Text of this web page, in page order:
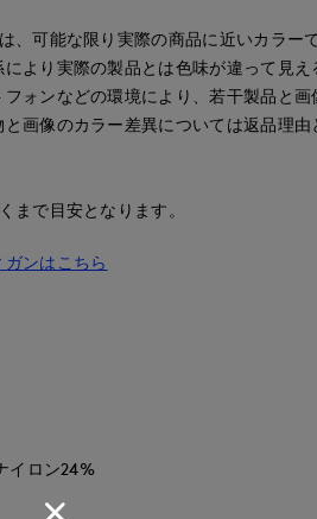
、可能な限り実際の商品に近いカラー
より実際の製品とは色味が違って見
フォンなどの環境により、若干製品と
と画像のカラー差異については返品理
まで目安となります。
ンはこちら
イロン24%